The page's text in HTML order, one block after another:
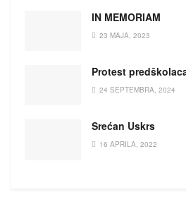
IN MEMORIAM
23 MAJA, 2023
Protest
24 SEPTEMBRA, 2024
Srećan Uskrs
16 APRILA, 2022